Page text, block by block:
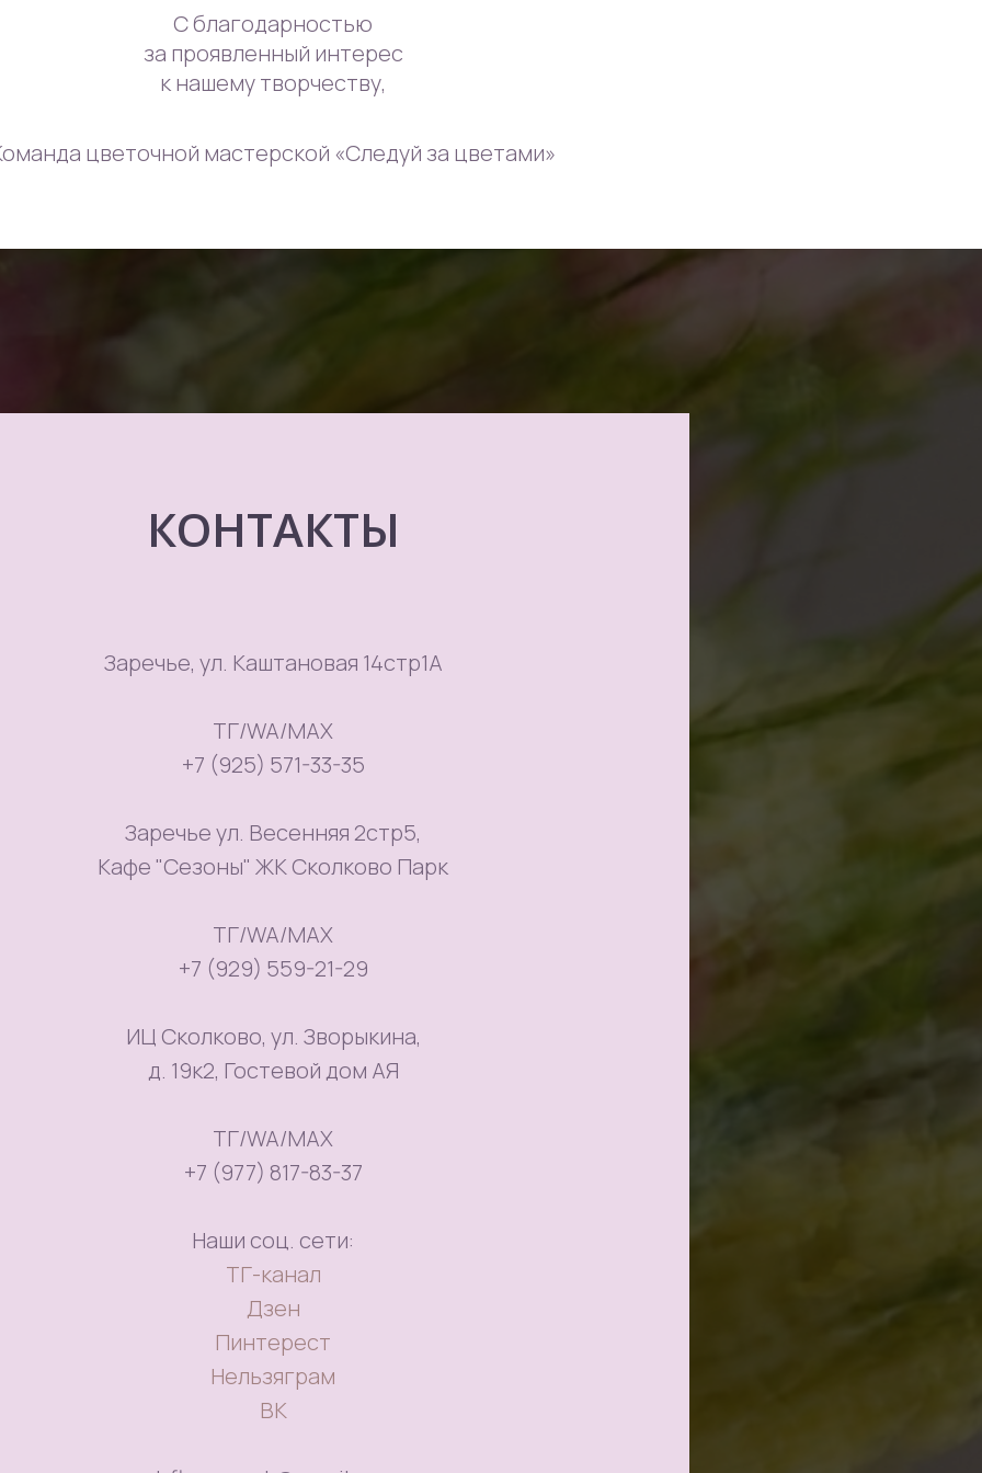
С благодарностью
за проявленный интерес
к нашему творчеству,
цветочной мастерской «Следуй за цветами»
КОНТАКТЫ
Заречье, ул. Каштановая 14стр1А
ТГ/WA/MAX
+7 (925) 571-33-35
Заречье ул. Весенняя 2стр5,
Кафе "Сезоны" ЖК Сколково Парк
ТГ/WA/MAX
+7 (929) 559-21-29
ИЦ Сколково, ул. Зворыкина,
д. 19к2, Гостевой дом АЯ
ТГ/WA/MAX
+7 (977) 817-83-37
Наши соц. сети:
ТГ-канал
Дзен
Пинтерест
Нельзяграм
ВК